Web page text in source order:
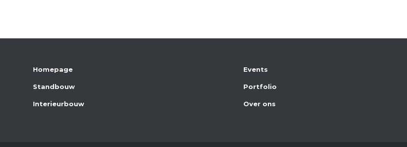
Homepage
Standbouw
Interieurbouw
Events
Portfolio
Over ons